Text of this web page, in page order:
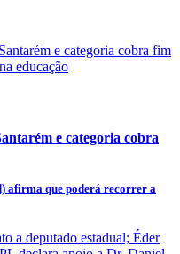
e categoria cobra
afirma que poderá recorrer a